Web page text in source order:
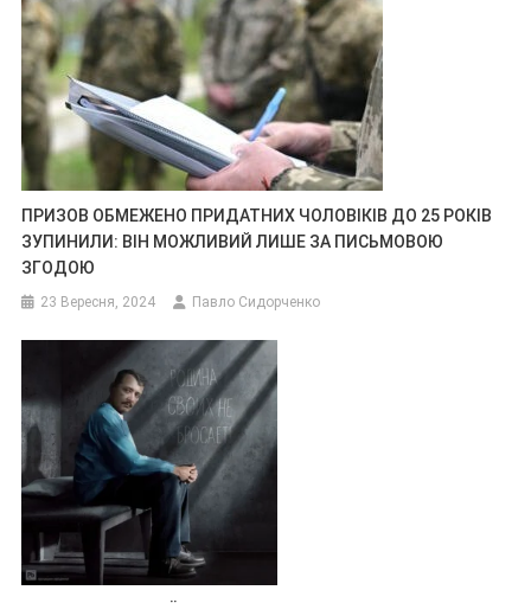
ПРИЗОВ ОБМЕЖЕНО ПРИДАТНИХ ЧОЛОВІКІВ ДО 25 РОКІВ
ЗУПИНИЛИ: ВІН МОЖЛИВИЙ ЛИШЕ ЗА ПИСЬМОВОЮ
ЗГОДОЮ
23 Вересня, 2024 Павло Сидорченко